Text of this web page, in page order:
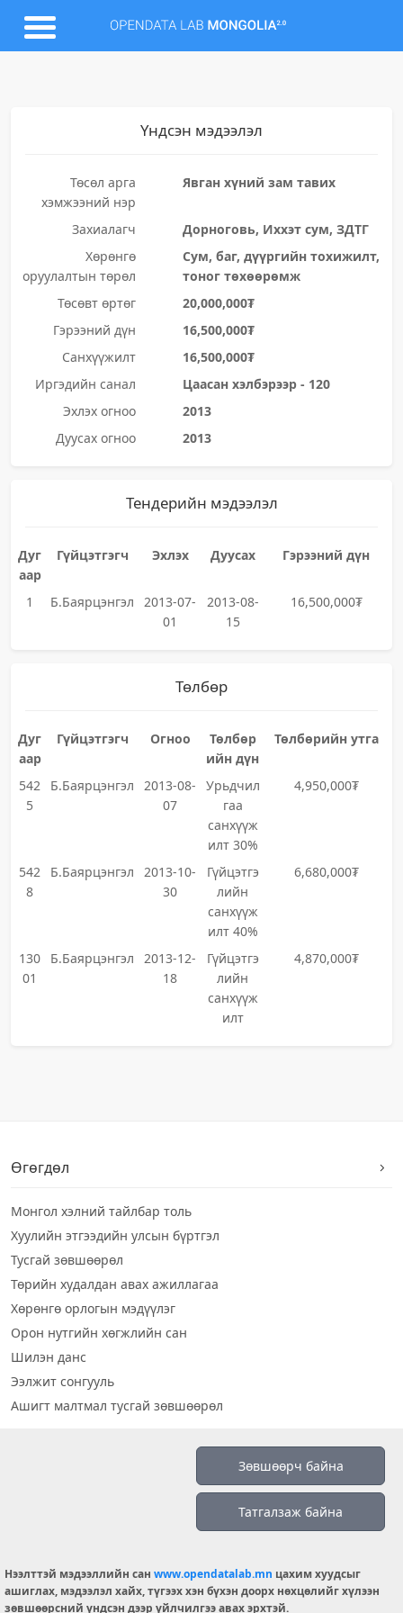
Үндсэн мэдээлэл
Төсөл арга
хэмжээний нэр
Явган хүний зам тавих
Захиалагч
Дорноговь, Иххэт сум, ЗДТГ
Хөрөнгө
оруулалтын төрөл
Сум, баг, дүүргийн тохижилт,
тоног төхөөрөмж
Төсөвт өртөг
20,000,000₮
Гэрээний дүн
16,500,000₮
Санхүүжилт
16,500,000₮
Иргэдийн санал
Цаасан хэлбэрээр - 120
Эхлэх огноо
2013
Дуусах огноо
2013
Тендерийн мэдээлэл
Дуг
аар
Гүйцэтгэгч Эхлэх Дуусах Гэрээний дүн
1 Б.Баярцэнгэл
2013-07-
01
2013-08-
15
16,500,000₮
Төлбөр
Дуг
аар
Гүйцэтгэгч Огноо
Төлбөр
ийн дүн
Төлбөрийн утга
542
5
Б.Баярцэнгэл
2013-08-
07
Урьдчил
гаа
санхүүж
илт 30%
4,950,000₮
542
8
Б.Баярцэнгэл
2013-10-
30
Гүйцэтгэ
лийн
санхүүж
илт 40%
6,680,000₮
130
01
Б.Баярцэнгэл
2013-12-
18
Гүйцэтгэ
лийн
санхүүж
илт
4,870,000₮
Өгөгдөл
Монгол хэлний тайлбар толь
Хуулийн этгээдийн улсын бүртгэл
Тусгай зөвшөөрөл
Төрийн худалдан авах ажиллагаа
Хөрөнгө орлогын мэдүүлэг
Орон нутгийн хөгжлийн сан
Шилэн данс
Ээлжит сонгууль
Ашигт малтмал тусгай зөвшөөрөл
info@opendatalab.mn
© 2026 OPENDATA LAB MONGOLIA.
Зөвшөөрч байна
Татгалзаж байна
Нээлттэй мэдээллийн сан www.opendatalab.mn цахим хуудсыг
ашиглах, мэдээлэл хайх, түгээх хэн бүхэн доорх нөхцөлийг хүлээн
зөвшөөрсний үндсэн дээр үйлчилгээ авах эрхтэй.